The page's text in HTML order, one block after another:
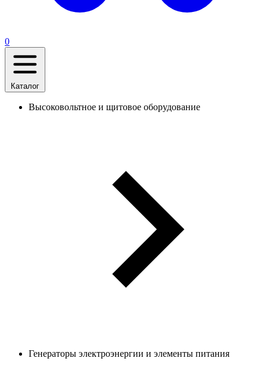
0
Каталог
Высоковольтное и щитовое оборудование
Генераторы электроэнергии и элементы питания